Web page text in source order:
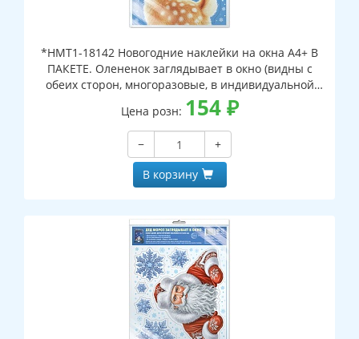
*НМТ1-18142 Новогодние наклейки на окна А4+ В
ПАКЕТЕ. Олененок заглядывает в окно (видны с
обеих сторон, многоразовые, в индивидуальной
упаковке, с европодвесом и клеевым клапаном)
Цена розн: 154₽
−
+
В корзину